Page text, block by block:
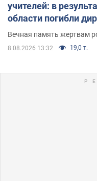
учителей: в
области погибли
муж и внук
Вечная память жертвам
8.08.2026 13:32 19,0 т.